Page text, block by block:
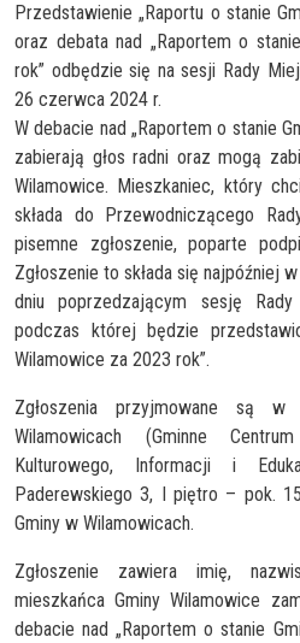
Przedstawienie „Raportu o stanie
oraz debata nad „Raportem o
rok” odbędzie się na sesji Rady
26 czerwca 2024 r.
W debacie nad „Raportem o stanie
zabierają głos radni oraz mogą
Wilamowice. Mieszkaniec, który
składa do Przewodniczącego
pisemne zgłoszenie, poparte
Zgłoszenie to składa się najpóźniej
dniu poprzedzającym sesję
podczas której będzie
Wilamowice za 2023 rok”.
Zgłoszenia przyjmowane są
Wilamowicach (Gminne
Kulturowego, Informacji i
Paderewskiego 3, I piętro – pok.
Gminy w Wilamowicach.
Zgłoszenie zawiera imię,
mieszkańca Gminy Wilamowice
debacie nad „Raportem o stanie